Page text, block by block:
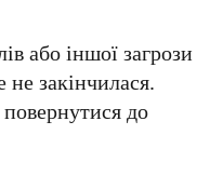
або іншої загрози
закінчилася.
до